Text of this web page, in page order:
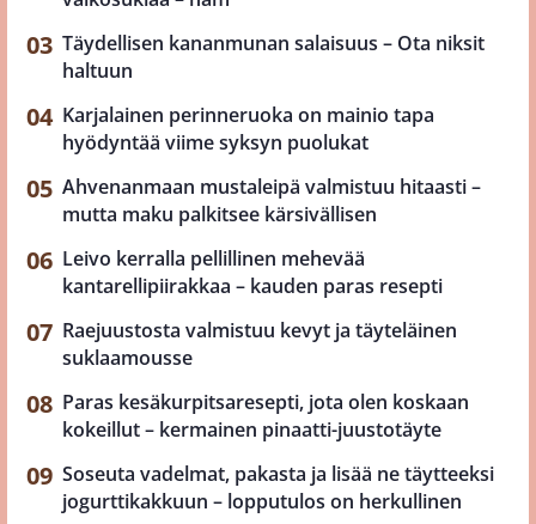
Täydellisen kananmunan salaisuus – Ota niksit
haltuun
Karjalainen perinneruoka on mainio tapa
hyödyntää viime syksyn puolukat
Ahvenanmaan mustaleipä valmistuu hitaasti –
mutta maku palkitsee kärsivällisen
Leivo kerralla pellillinen mehevää
kantarellipiirakkaa – kauden paras resepti
Raejuustosta valmistuu kevyt ja täyteläinen
suklaamousse
Paras kesäkurpitsaresepti, jota olen koskaan
kokeillut – kermainen pinaatti-juustotäyte
Soseuta vadelmat, pakasta ja lisää ne täytteeksi
jogurttikakkuun – lopputulos on herkullinen